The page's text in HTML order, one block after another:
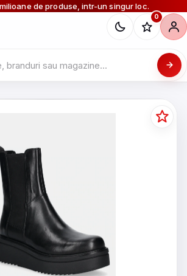
de produse, intr-un singur loc.
0